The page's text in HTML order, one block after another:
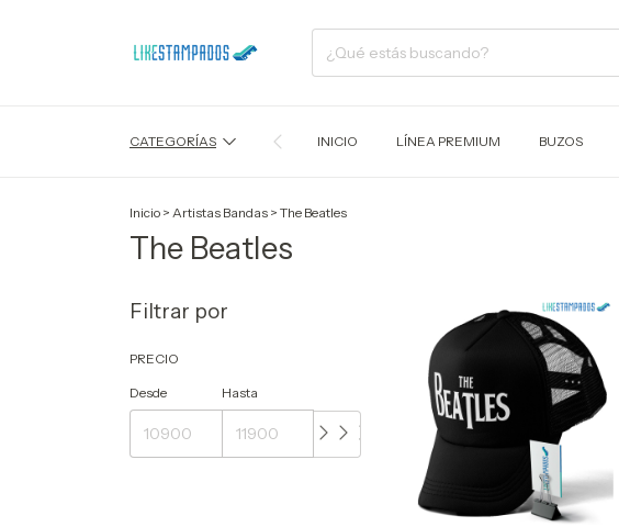
CATEGORÍAS INICIO LÍNEA PREMIUM BUZOS
Inicio > Artistas Bandas > The Beatles
The Beatles
Filtrar por
PRECIO
Desde Hasta